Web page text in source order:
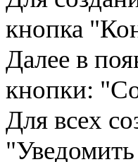
кнопка
Далее в
кнопки:
Для всех
"Уведомить